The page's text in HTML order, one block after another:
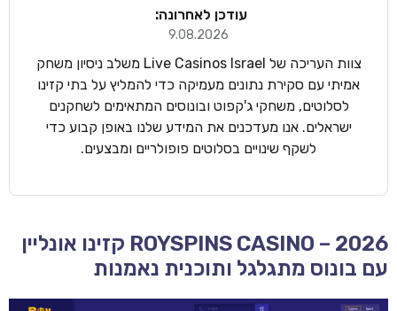
עודכן לאחרונה:
9.08.2026
צוות העריכה של Live Casinos Israel משלב ניסיון משחק
אמיתי עם סקירת נתונים מעמיקה כדי להמליץ על בתי קזינו
לסלוטים, משחקי ג'קפוט ובונוסים המתאימים לשחקנים
ישראלים. אנו מעדכנים את המידע שלנו באופן קבוע כדי
לשקף שינויים בסלוטים פופולריים ומבצעים.
ROYSPINS CASINO – 2026 קזינו אונליין
עם בונוס מתגלגל ותוכנית נאמנות